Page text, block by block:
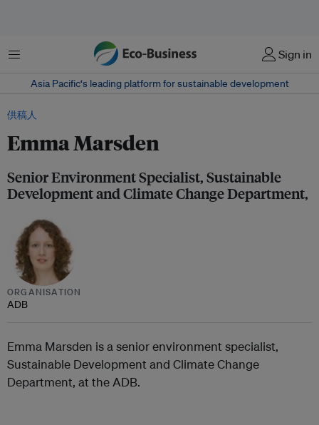
菜单 Sign in
Asia Pacific‘s leading platform for sustainable development
供稿人
Emma Marsden
Senior Environment Specialist, Sustainable
Development and Climate Change Department,
ORGANISATION
ADB
Emma Marsden is a senior environment specialist,
Sustainable Development and Climate Change
Department, at the ADB.